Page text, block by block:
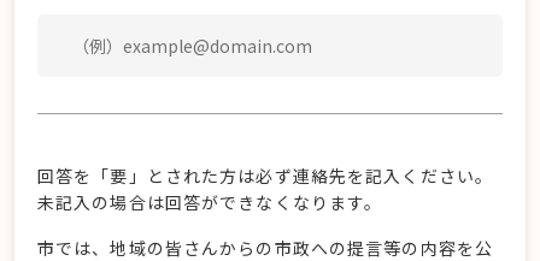
回答を「要」とされた方は必ず連絡先を記入ください。
未記入の場合は回答ができなくなります。
市では、地域の皆さんからの市政への提言等の内容を公